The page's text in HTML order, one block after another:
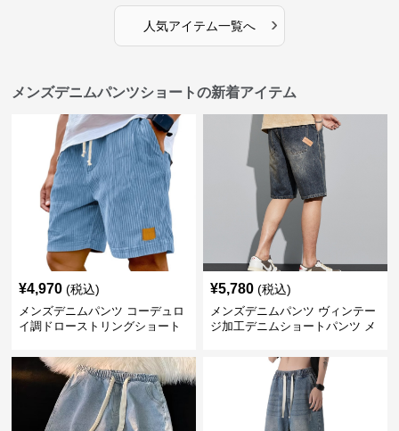
人気アイテム一覧へ ›
メンズデニムパンツショートの新着アイテム
¥4,970 (税込)
メンズデニムパンツ コーデュロ
イ調ドローストリングショート
¥5,780 (税込)
メンズデニムパンツ ヴィンテー
ジ加工デニムショートパンツ メ